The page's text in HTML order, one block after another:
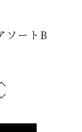
ソートB